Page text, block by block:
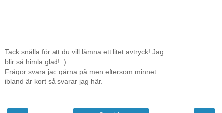
Tack snälla för att du vill lämna ett litet avtryck! Jag
blir så himla glad! :)
Frågor svara jag gärna på men eftersom minnet
ibland är kort så svarar jag här.